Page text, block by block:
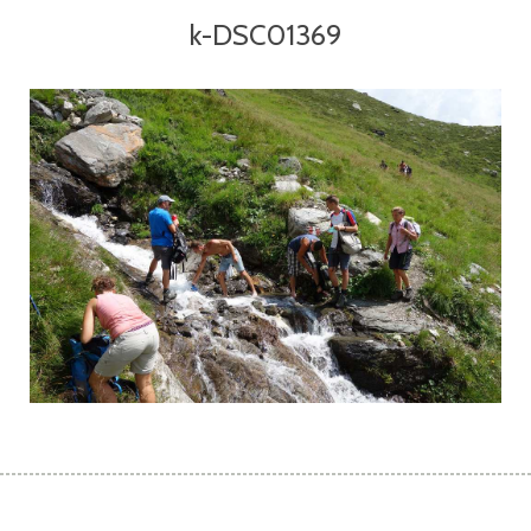
k-DSC01369